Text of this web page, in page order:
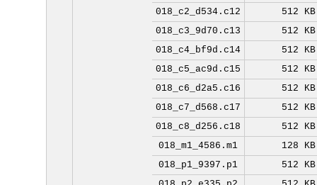
018_c2_d534.c12
512 KB
018_c3_9d70.c13
512 KB
018_c4_bf9d.c14
512 KB
018_c5_ac9d.c15
512 KB
018_c6_d2a5.c16
512 KB
018_c7_d568.c17
512 KB
018_c8_d256.c18
512 KB
018_m1_4586.m1
128 KB
018_p1_9397.p1
512 KB